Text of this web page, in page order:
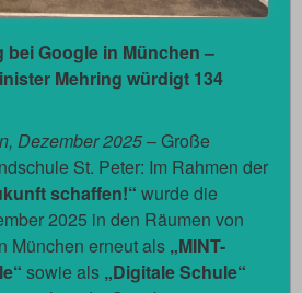
bei Google in München –
Mehring würdigt 134
Dezember 2025– Große
St. Peter: Im Rahmen der
schaffen!“ wurde die
2025 in den Räumen von
München erneut als „MINT-
sowie als „Digitale Schule“